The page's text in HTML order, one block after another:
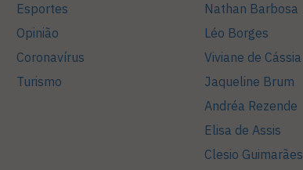
Esportes
Opinião
Coronavírus
Turismo
Nathan Barbosa
Léo Borges
Viviane de Cássia
Jaqueline Brum
Andréa Rezende
Elisa de Assis
Clesio Guimarães